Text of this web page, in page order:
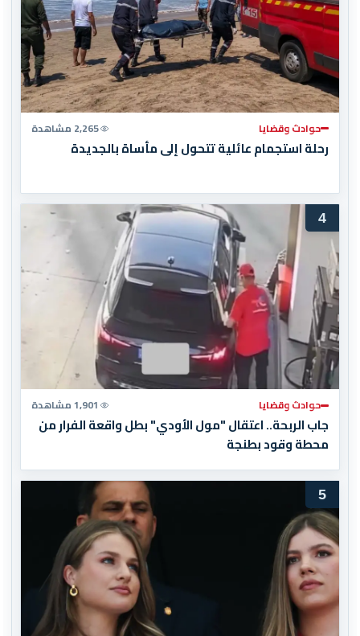
حوادث وقضايا 2,265 مشاهدة
رحلة استجمام عائلية تتحول إلى مأساة بالجديدة
4
حوادث وقضايا 1,901 مشاهدة
جاب الربحة.. اعتقال "مول الأودي" بطل واقعة الفرار من
محطة وقود بطنجة
5